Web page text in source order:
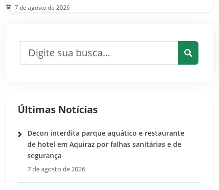
7 de agosto de 2026
Últimas Notícias
Decon interdita parque aquático e restaurante
de hotel em Aquiraz por falhas sanitárias e de
segurança
7 de agosto de 2026